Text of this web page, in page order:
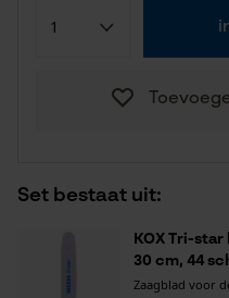
Set bestaat uit:
KOX Tri-
30 cm, 44
Zaagblad voor